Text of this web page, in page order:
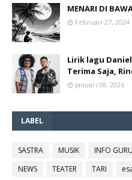
MENARI DI
Februari 27, 2024
Lirik lagu
Terima Saja,
Januari 08, 2026
LABEL
SASTRA MUSIK INFO GURU
NEWS
TEATER TARI